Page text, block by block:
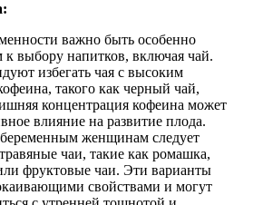
важно быть особенно
выбору напитков, включая чай.
избегать чая с высоким
такого как черный чай,
концентрация кофеина может
влияние на развитие плода.
женщинам следует
чаи, такие как ромашка,
фруктовые чаи. Эти варианты
свойствами и могут